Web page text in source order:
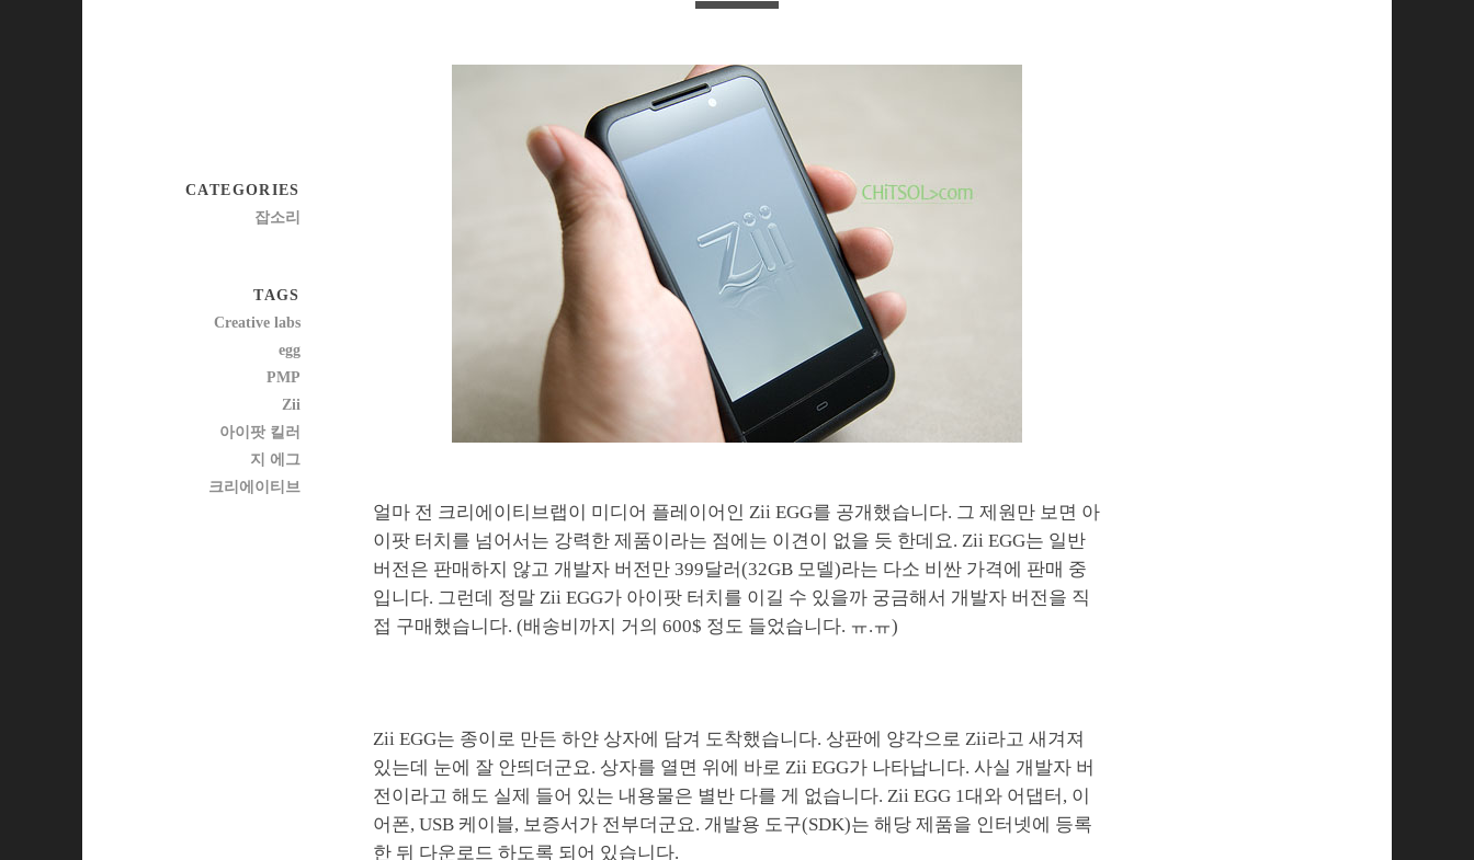
얼마 전 크리에이티브랩이 미디어 플레이어인 Zii EGG를 공개했습니다. 그 제원만 보면 아
이팟 터치를 넘어서는 강력한 제품이라는 점에는 이견이 없을 듯 한데요. Zii EGG는 일반
버전은 판매하지 않고 개발자 버전만 399달러(32GB 모델)라는 다소 비싼 가격에 판매 중
입니다. 그런데 정말 Zii EGG가 아이팟 터치를 이길 수 있을까 궁금해서 개발자 버전을 직
접 구매했습니다. (배송비까지 거의 600$ 정도 들었습니다. ㅠ.ㅠ)
Zii EGG는 종이로 만든 하얀 상자에 담겨 도착했습니다. 상판에 양각으로 Zii라고 새겨져
있는데 눈에 잘 안띄더군요. 상자를 열면 위에 바로 Zii EGG가 나타납니다. 사실 개발자 버
전이라고 해도 실제 들어 있는 내용물은 별반 다를 게 없습니다. Zii EGG 1대와 어댑터, 이
어폰, USB 케이블, 보증서가 전부더군요. 개발용 도구(SDK)는 해당 제품을 인터넷에 등록
한 뒤 다운로드 하도록 되어 있습니다.
CATEGORIES
잡소리
TAGS
Creative labs
egg
PMP
Zii
아이팟 킬러
지 에그
크리에이티브